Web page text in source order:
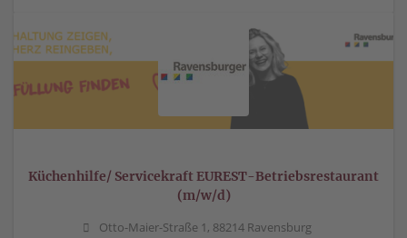
Küchenhilfe/ Servicekraft EUREST-Betriebsrestaurant
(m/w/d)
Otto-Maier-Straße 1, 88214 Ravensburg